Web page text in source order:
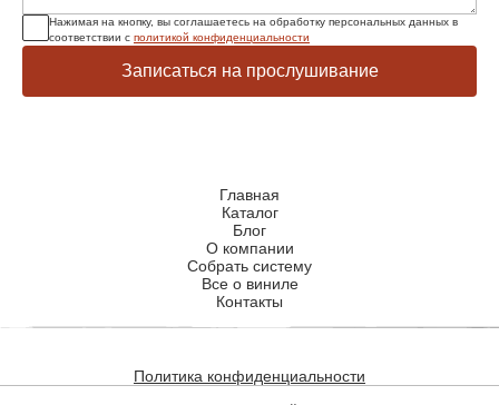
Нажимая на кнопку, вы соглашаетесь на обработку персональных данных в
соответствии с политикой конфиденциальности
Записаться на прослушивание
Главная
Каталог
Блог
О компании
Собрать систему
Все о виниле
Контакты
Политика конфиденциальности